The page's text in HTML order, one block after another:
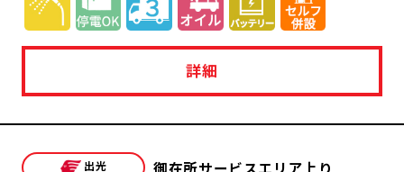
詳細
御在所サービスエリア上り